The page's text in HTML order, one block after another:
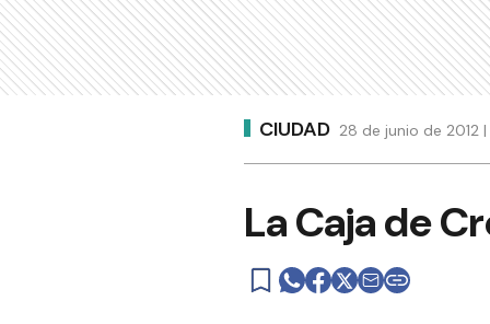
CIUDAD 28 de junio de 2012
La Caja de